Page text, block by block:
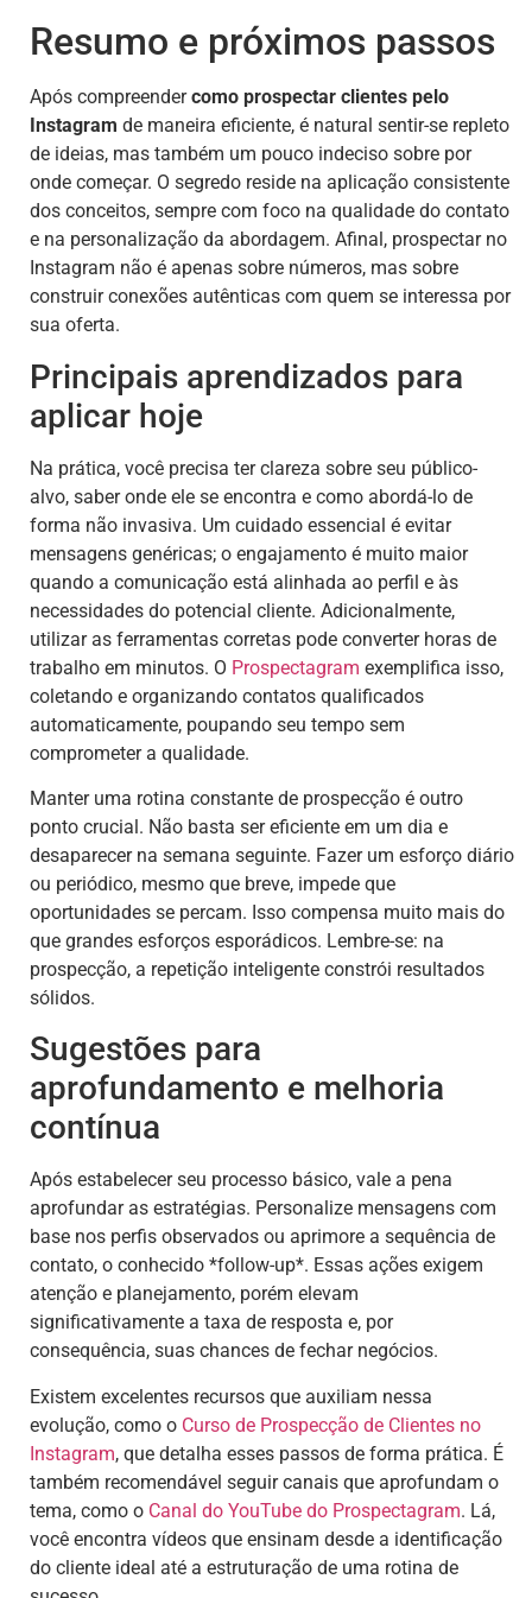
Resumo e próximos passos
Após compreendercomo prospectar clientes pelo
Instagram de maneira eficiente, é natural sentir-se repleto
de ideias, mas também um pouco indeciso sobre por
onde começar. O segredo reside na aplicação consistente
dos conceitos, sempre com foco na qualidade do contato
e na personalização da abordagem. Afinal, prospectar no
Instagram não é apenas sobre números, mas sobre
construir conexões autênticas com quem se interessa por
sua oferta.
Principais aprendizados para
aplicar hoje
Na prática, você precisa ter clareza sobre seu público-
alvo, saber onde ele se encontra e como abordá-lo de
forma não invasiva. Um cuidado essencial é evitar
mensagens genéricas; o engajamento é muito maior
quando a comunicação está alinhada ao perfil e às
necessidades do potencial cliente. Adicionalmente,
utilizar as ferramentas corretas pode converter horas de
trabalho em minutos. O Prospectagram exemplifica isso,
coletando e organizando contatos qualificados
automaticamente, poupando seu tempo sem
comprometer a qualidade.
Manter uma rotina constante de prospecção é outro
ponto crucial. Não basta ser eficiente em um dia e
desaparecer na semana seguinte. Fazer um esforço diário
ou periódico, mesmo que breve, impede que
oportunidades se percam. Isso compensa muito mais do
que grandes esforços esporádicos. Lembre-se: na
prospecção, a repetição inteligente constrói resultados
sólidos.
Sugestões para
aprofundamento e melhoria
contínua
Após estabelecer seu processo básico, vale a pena
aprofundar as estratégias. Personalize mensagens com
base nos perfis observados ou aprimore a sequência de
contato, o conhecido *follow-up*. Essas ações exigem
atenção e planejamento, porém elevam
significativamente a taxa de resposta e, por
consequência, suas chances de fechar negócios.
Existem excelentes recursos que auxiliam nessa
evolução, como o Curso de Prospecção de Clientes no
Instagram, que detalha esses passos de forma prática. É
também recomendável seguir canais que aprofundam o
tema, como o Canal do YouTube do Prospectagram. Lá,
você encontra vídeos que ensinam desde a identificação
do cliente ideal até a estruturação de uma rotina de